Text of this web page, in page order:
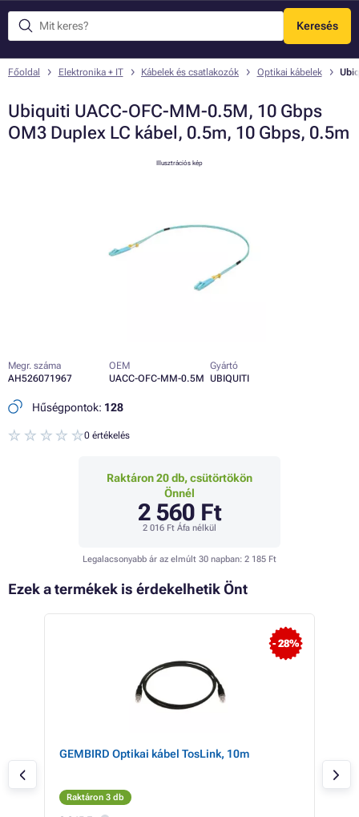
Keresés
Menü
Főoldal Elektronika + IT Kábelek és csatlakozók Optikai kábelek
Ubiquiti UACC-OFC-MM-0.5M, 10 Gbps
OM3 Duplex LC kábel, 0.5m, 10 Gbps, 0.5m
Illusztrációs kép
Megr. száma
AH526071967
OEM
UACC-OFC-MM-0.5M
Gyártó
UBIQUITI
Hűségpontok: 128
0 értékelés
Raktáron 20 db, csütörtökön
Önnél
2 560 Ft
2 016 Ft Áfa nélkül
Legalacsonyabb ár az elmúlt 30 napban: 2 185 Ft
Ezek a termékek is érdekelhetik Önt
- 28%
GEMBIRD Optikai kábel TosLink, 10m
Raktáron 3 db